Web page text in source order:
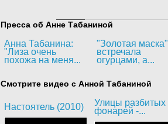
Пресса об Анне Табаниной
Анна Табанина:
"Лиза очень
похожа на меня...
"Золотая маска"
встречала
огурцами, а...
Смотрите видео с Анной Табаниной
Настоятель (2010)
Улицы разбитых
фонарей -...